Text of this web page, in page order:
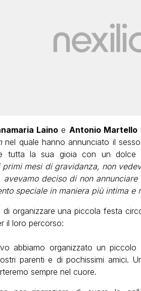
Laino e Antonio Martello
nel quale hanno annunciato il
tutta la sua gioia con un dolce
mesi di gravidanza, non
avevamo deciso di non
speciale in maniera più intima e
organizzare una piccola festa
il loro percorso:
abbiamo organizzato un
parenti e di pochissimi amici.
sempre nel cuore.